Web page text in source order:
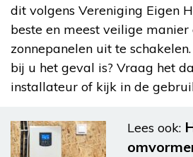
dit volgens Vereniging Eigen
beste en meest veilige
zonnepanelen uit te
bij u het geval is? Vraag het
installateur of kijk in de
Lees ook: